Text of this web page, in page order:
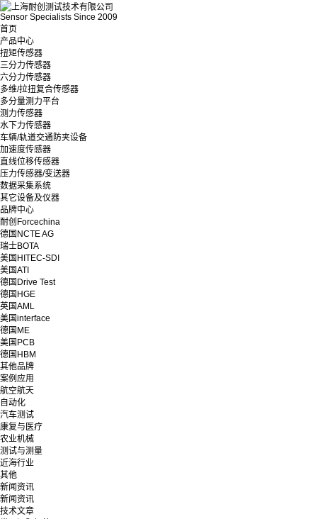
Sensor Specialists Since 2009
首页
产品中心
扭矩传感器
三分力传感器
六分力传感器
多维/拉扭复合传感器
多分量测力平台
测力传感器
水下力传感器
车辆/轨道交通防夹设备
加速度传感器
直线位移传感器
压力传感器/变送器
数据采集系统
其它设备及仪器
品牌中心
耐创Forcechina
德国NCTE AG
瑞士BOTA
美国HITEC-SDI
美国ATI
德国Drive Test
德国HGE
英国AML
美国interface
德国ME
美国PCB
德国HBM
其他品牌
案例应用
航空航天
自动化
汽车测试
康复与医疗
农业机械
测试与测量
近海行业
其他
新闻资讯
新闻资讯
技术文章